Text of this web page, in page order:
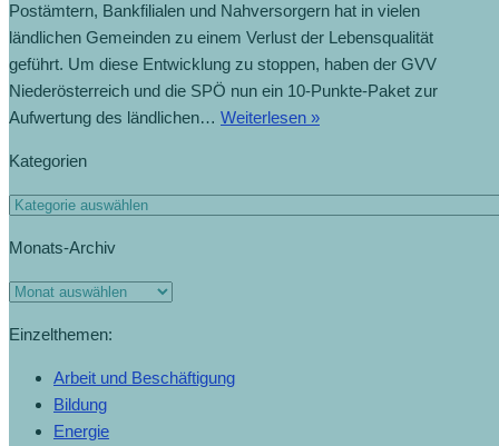
Postämtern, Bankfilialen und Nahversorgern hat in vielen
ländlichen Gemeinden zu einem Verlust der Lebensqualität
geführt. Um diese Entwicklung zu stoppen, haben der GVV
Niederösterreich und die SPÖ nun ein 10-Punkte-Paket zur
Aufwertung des ländlichen… Weiterlesen »
Kategorien
Monats-Archiv
Einzelthemen:
Arbeit und Beschäftigung
Bildung
Energie